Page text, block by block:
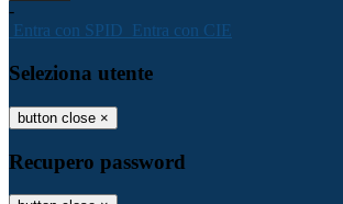
-
Entra con SPID Entra con CIE
Seleziona utente
button close ×
Recupero password